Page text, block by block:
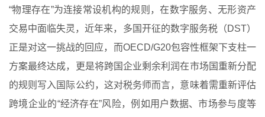
“物理存在”为连接常设机构的规则，在数字服务、无形资产
交易中面临失灵，近年来，多国开征的数字服务税（DST）
正是对这一挑战的回应，而OECD/G20包容性框架下支柱一
方案最终达成，更是将跨国企业剩余利润在市场国重新分配
的规则写入国际公约，这对税务师而言，意味着需重新评估
跨境企业的“经济存在”风险，例如用户数据、市场参与度等